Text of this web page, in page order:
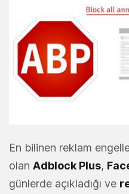
En bilinen reklam
olan Adblock Plus,
günlerde açıkladığı ve